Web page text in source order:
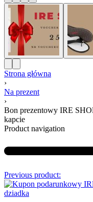
Strona główna
›
Na prezent
›
Bon prezentowy IRE
kapcie
Product navigation
Previous product: